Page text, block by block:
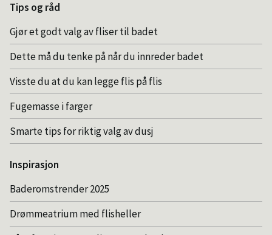
Tips og råd
Gjør et godt valg av fliser til badet
Dette må du tenke på når du innreder badet
Visste du at du kan legge flis på flis
Fugemasse i farger
Smarte tips for riktig valg av dusj
Inspirasjon
Baderomstrender 2025
Drømmeatrium med flisheller